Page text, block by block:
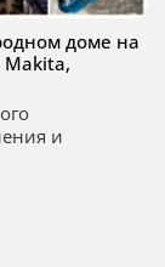
доме на
Makita,
и